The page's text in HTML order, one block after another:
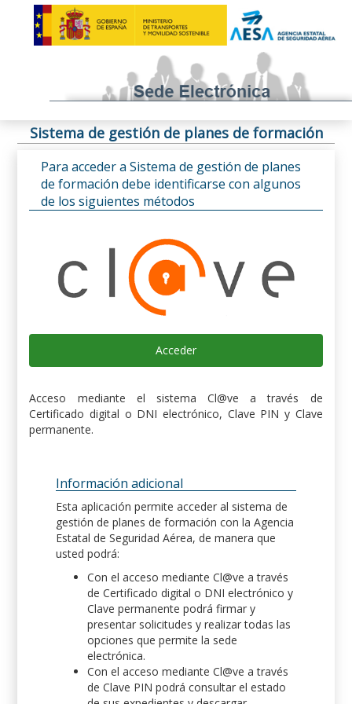
Sistema de gestión de planes de formación
Para acceder a Sistema de gestión de planes
de formación debe identificarse con algunos
de los siguientes métodos
Acceder
Acceso mediante el sistema Cl@ve a través de
Certificado digital o DNI electrónico, Clave PIN y Clave
permanente.
Información adicional
Esta aplicación permite acceder al sistema de
gestión de planes de formación con la Agencia
Estatal de Seguridad Aérea, de manera que
usted podrá:
Con el acceso mediante Cl@ve a través
de Certificado digital o DNI electrónico y
Clave permanente podrá firmar y
presentar solicitudes y realizar todas las
opciones que permite la sede
electrónica.
Con el acceso mediante Cl@ve a través
de Clave PIN podrá consultar el estado